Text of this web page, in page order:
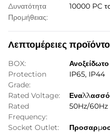
Δυνατότητα
Προμήθειας:
10000 PC
Λεπτομέρειες
BOX:
Protection
Grade:
IP65, IP44
Rated Voltage:
Rated
Frequency:
50Hz/60Hz
Socket Outlet: